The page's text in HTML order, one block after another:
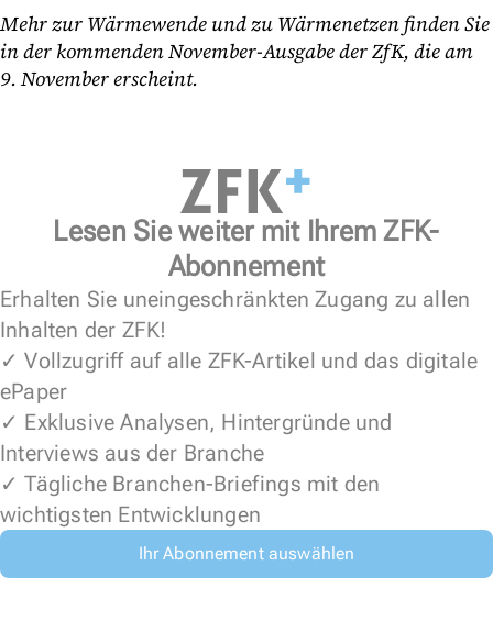
Mehr zur Wärmewende und zu Wärmenetzen finden Sie
in der kommenden November-Ausgabe der ZfK, die am
9. November erscheint.
Lesen Sie weiter mit Ihrem ZFK-
Abonnement
Erhalten Sie uneingeschränkten Zugang zu allen
Inhalten der ZFK!
✓ Vollzugriff auf alle ZFK-Artikel und das digitale
ePaper
✓ Exklusive Analysen, Hintergründe und
Interviews aus der Branche
✓ Tägliche Branchen-Briefings mit den
wichtigsten Entwicklungen
Ihr Abonnement auswählen